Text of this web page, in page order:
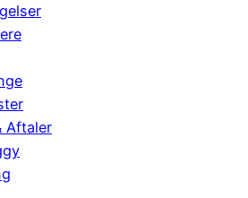
Aftaler